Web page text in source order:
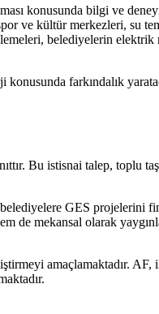
konusunda bilgi ve
ve kültür merkezleri, su
belediyelerin
farkındalık
Bu istisnai talep, toplu
GES projelerini
de mekansal olarak
amaçlamaktadır.